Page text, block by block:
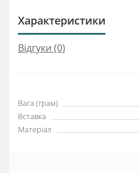
Характеристики
Відгуки (0)
Вага (грам)
Вставка
Матеріал